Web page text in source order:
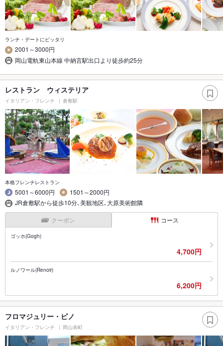
ランチ・デートにピッタリ
2001～3000円
岡山電軌東山本線 中納言駅出口より徒歩約25分
レストラン ウィステリア
イタリアン・フレンチ 倉敷駅
本格フレンチレストラン
5001～6000円
1501～2000円
JR倉敷駅から徒歩10分､美観地区､大原美術館隣
クーポン コース
ゴッホ(Gogh)
4,700円
ルノワール(Renoir)
6,200円
フロマジュリー・ピノ
イタリアン・フレンチ 岡山表町